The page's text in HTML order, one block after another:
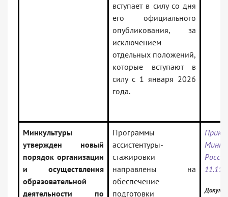
вступает в силу со дня
его официального
опубликования, за
исключением
отдельных положений,
которые вступают в
силу с 1 января 2026
года.
Минкультуры
утвержден новый
порядок организации
и осуществления
образовательной
деятельности по
Программы
ассистентуры-
стажировки
направлены на
обеспечение
подготовки